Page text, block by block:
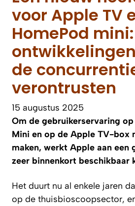
voor Apple TV
HomePod
de
verontrusten
15 augustus 2025
Om de gebruikerservaring
Mini en op de Apple TV-box
maken, werkt Apple aan een
zeer binnenkort beschikbaar
Het duurt nu al enkele jaren
op de thuisbioscoopsector,